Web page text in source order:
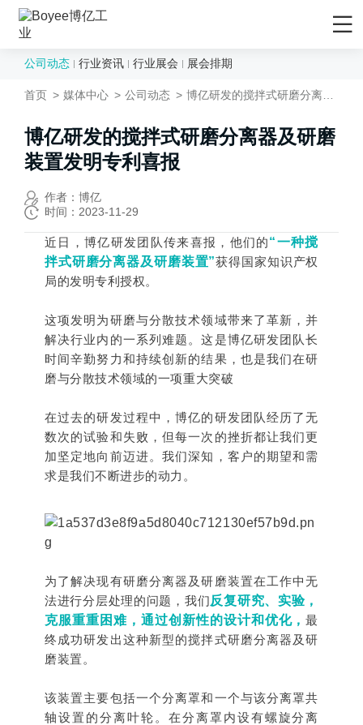
首页
产品/解决方案
应用领域
先进材料
矿物&矿产
陶瓷
化妆品
农药
新能源负极材料
新能源正极材料
碳材料
钠电池
固态电解质
燃料电池
印刷油墨
纳米油墨
半导体行业
制药行业
服务支持
售后服务
售前服务
EPC工程服务
资料下载
研发与制造
技术文章
供应商自荐
媒体中心
行业资讯
行业展会
关于Boyee
公司介绍
企业文化
发展历程
荣誉证书
合作伙伴
联系我们
招贤纳士
公司动态 行业资讯 行业展会 展会排期
首页 媒体中心 公司动态
博亿研发的搅拌式研磨分离器及研磨
装置发明专利喜报
作者：博亿
时间：2023-11-29
近日，博亿研发团队传来喜报，他们的“一种搅
拌式研磨分离器及研磨装置”获得国家知识产权
局的发明专利授权。
这项发明为研磨与分散技术领域带来了革新，并
解决行业内的一系列难题。这是博亿研发团队长
时间辛勤努力和持续创新的结果，也是我们在研
磨与分散技术领域的一项重大突破
在过去的研发过程中，博亿的研发团队经历了无
数次的试验和失败，但每一次的挫折都让我们更
加坚定地向前迈进。我们深知，客户的期望和需
求是我们不断进步的动力。
为了解决现有研磨分离器及研磨装置在工作中无
法进行分层处理的问题，我们反复研究、实验，
克服重重困难，通过创新性的设计和优化，最
终成功研发出这种新型的搅拌式研磨分离器及研
磨装置。
该装置主要包括一个分离罩和一个与该分离罩共
轴设置的分离叶轮。在分离罩内设有螺旋分离